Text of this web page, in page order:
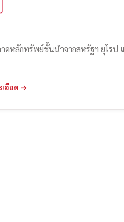
ดหลักทรัพย์ชั้นนำจากสหรัฐฯ ยุโรป
เอียด →